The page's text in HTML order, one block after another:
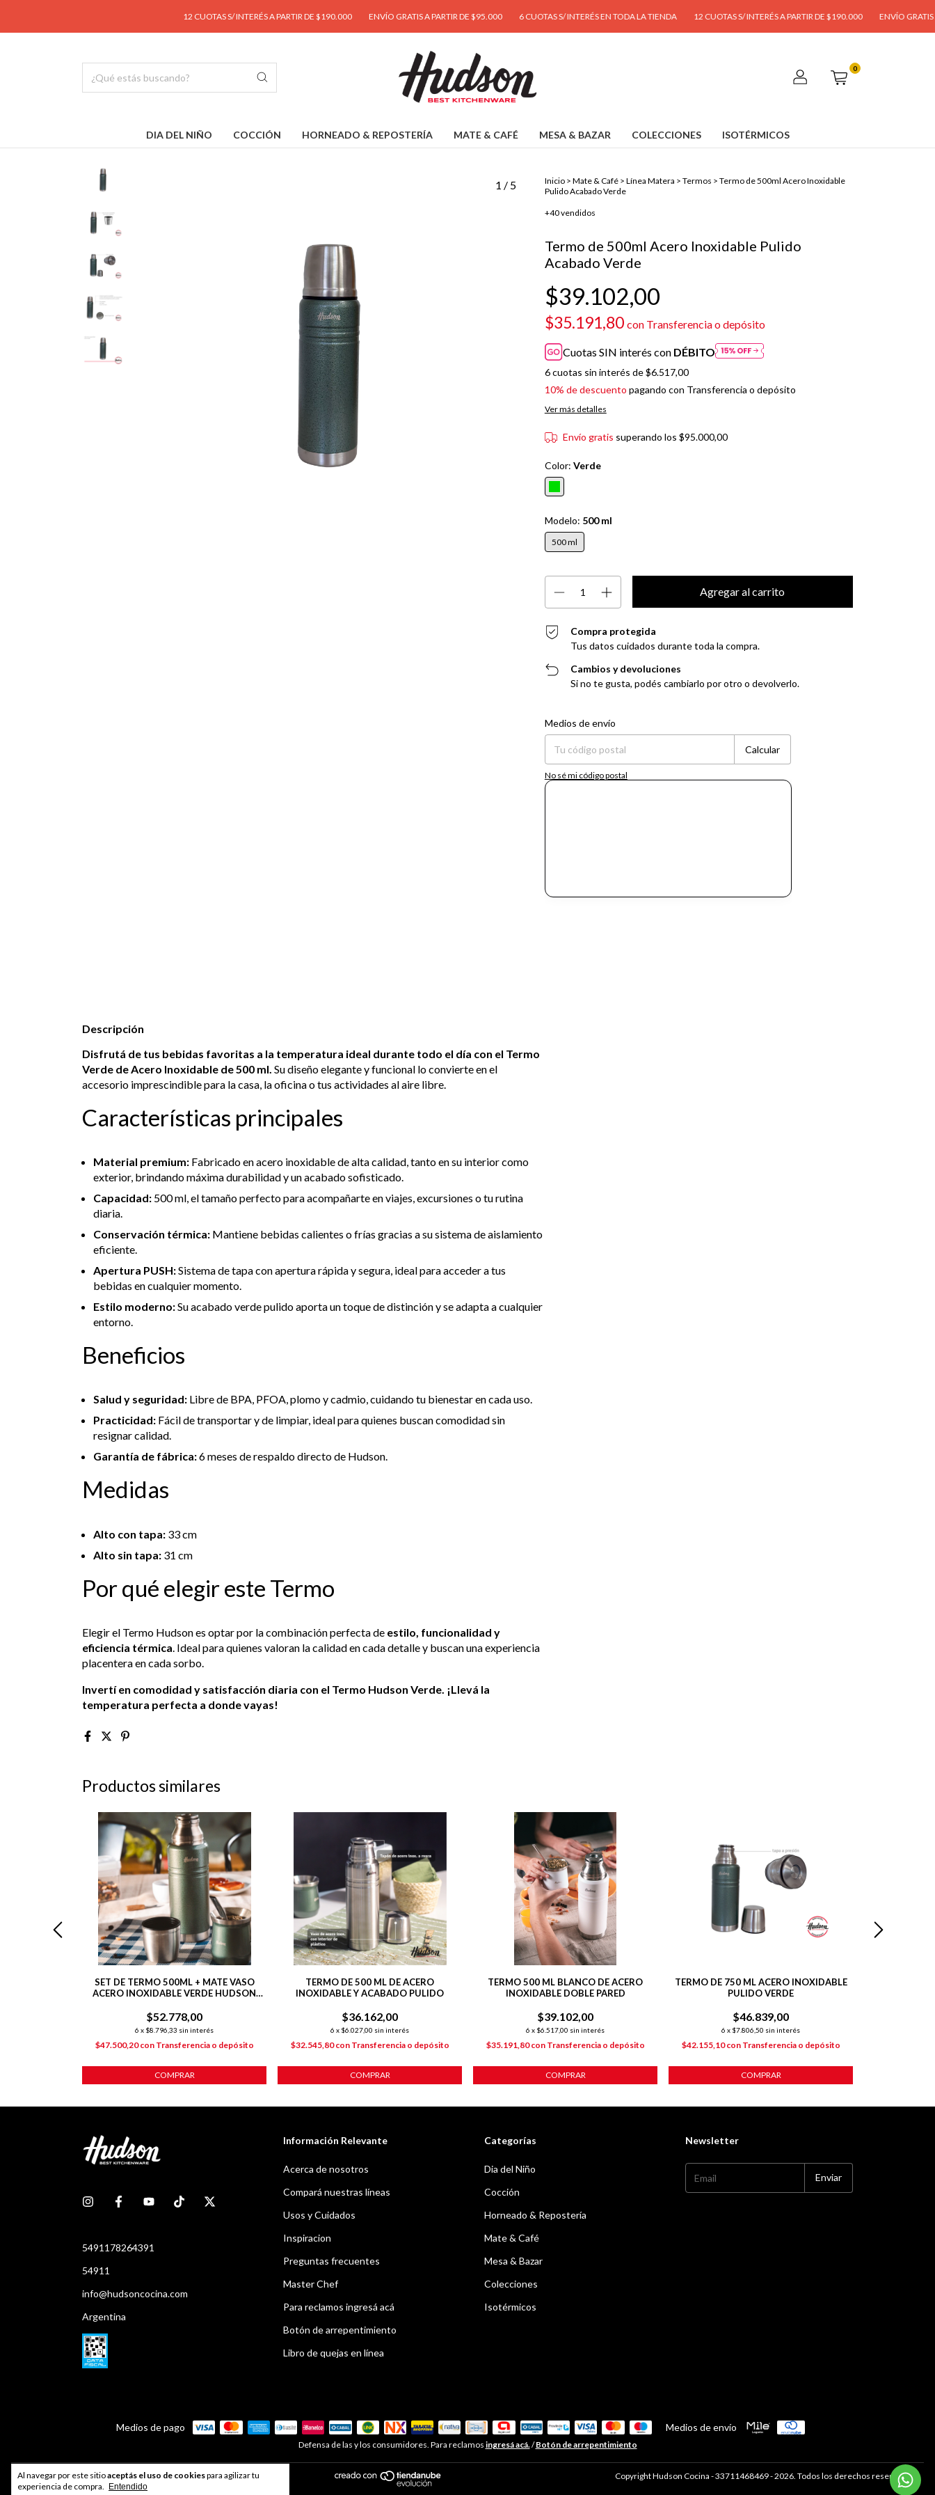
12 CUOTAS S/ INTERÉS A PARTIR DE $190.000 ENVÍO GRATIS A PARTIR DE $95.000 6 CUOTAS S/ INTERÉS EN TODA LA TIENDA 12 CUOTAS S/ INTERÉS A PARTIR DE $190.000 ENVÍO GRATIS A
0
DIA DEL NIÑO COCCIÓN HORNEADO & REPOSTERÍA MATE & CAFÉ MESA & BAZAR COLECCIONES ISOTÉRMICOS
Al navegar por este sitioaceptás el uso de cookiespara agilizar tu
experiencia de compra.
Entendido
1 / 5 Inicio > Mate & Café > Línea Matera > Termos > Termo de 500ml Acero Inoxidable
Pulido Acabado Verde
+40 vendidos
Termo de 500ml Acero Inoxidable Pulido
Acabado Verde
$39.102,00
$35.191,80 con Transferencia o depósito
Cuotas SIN interés con DÉBITO
6cuotas sin interés de$6.517,00
10% de descuento pagando con Transferencia o depósito
Ver más detalles
Envío gratis superando los$95.000,00
Color: Verde
Modelo: 500 ml
500 ml
Compra protegida
Tus datos cuidados durante toda la compra.
Cambios y devoluciones
Si no te gusta, podés cambiarlo por otro o devolverlo.
Entregas para el CP:
Medios de envío
Calcular
No sé mi código postal
Descripción
Disfrutá de tus bebidas favoritas a la temperatura ideal durante todo el día con el Termo
Verde de Acero Inoxidable de 500 ml. Su diseño elegante y funcional lo convierte en el
accesorio imprescindible para la casa, la oficina o tus actividades al aire libre.
Características principales
Material premium: Fabricado en acero inoxidable de alta calidad, tanto en su interior como
exterior, brindando máxima durabilidad y un acabado sofisticado.
Capacidad: 500 ml, el tamaño perfecto para acompañarte en viajes, excursiones o tu rutina
diaria.
Conservación térmica: Mantiene bebidas calientes o frías gracias a su sistema de aislamiento
eficiente.
Apertura PUSH:Sistema de tapa con apertura rápida y segura, ideal para acceder a tus
bebidas en cualquier momento.
Estilo moderno:Su acabado verde pulido aporta un toque de distinción y se adapta a cualquier
entorno.
Beneficios
Salud y seguridad: Libre de BPA, PFOA, plomo y cadmio, cuidando tu bienestar en cada uso.
Practicidad: Fácil de transportar y de limpiar, ideal para quienes buscan comodidad sin
resignar calidad.
Garantía de fábrica:6 meses de respaldo directo de Hudson.
Medidas
Alto con tapa: 33 cm
Alto sin tapa: 31 cm
Por qué elegir este Termo
Elegir el Termo Hudson es optar por la combinación perfecta de estilo, funcionalidad y
eficiencia térmica . Ideal para quienes valoran la calidad en cada detalle y buscan una experiencia
placentera en cada sorbo.
Invertí en comodidad y satisfacción diaria con el Termo Hudson Verde. ¡Llevá la
temperatura perfecta a donde vayas!
Productos similares
SET DE TERMO 500ML + MATE VASO
ACERO INOXIDABLE VERDE HUDSON
$52.778,00
6 x $8.796,33 sin interés
$47.500,20con Transferencia o depósito
TERMO DE 500 ML DE ACERO
INOXIDABLE Y ACABADO PULIDO
$36.162,00
6 x $6.027,00 sin interés
$32.545,80con Transferencia o depósito
COMPRAR
TERMO 500 ML BLANCO DE ACERO
INOXIDABLE DOBLE PARED
$39.102,00
6 x $6.517,00 sin interés
$35.191,80con Transferencia o depósito
COMPRAR
TERMO DE 750 ML ACERO INOXIDABLE
PULIDO VERDE
$46.839,00
6 x $7.806,50 sin interés
$42.155,10con Transferencia o depósito
COMPRAR
5491178264391
54911
info@hudsoncocina.com
Argentina
Información Relevante
Acerca de nosotros
Compará nuestras líneas
Usos y Cuidados
Inspiracion
Preguntas frecuentes
Master Chef
Para reclamos ingresá acá
Botón de arrepentimiento
Libro de quejas en línea
Categorías
Dia del Niño
Cocción
Horneado & Repostería
Mate & Café
Mesa & Bazar
Colecciones
Isotérmicos
Newsletter
Medios de pago Medios de envío
Defensa de las y los consumidores. Para reclamos ingresá acá. / Botón de arrepentimiento
Developed byIndex® Copyright Hudson Cocina - 33711468469 - 2026. Todos los derechos reservados.